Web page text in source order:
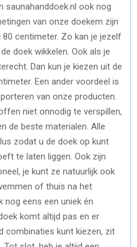
saunahanddoek.nl ook nog
van onze doekem zijn
centimeter. Zo kan je jezelf
doek wikkelen. Ook als je
Dan kun je kiezen uit de
Een ander voordeel is
van onze producten.
niet onnodig te verspillen,
de beste materialen. Alle
zodat u de doek op kunt
te laten liggen. Ook zijn
je kunt ze natuurlijk ook
of thuis na het
nog eens een uniek én
komt altijd pas en er
combinaties kunt kiezen, zit